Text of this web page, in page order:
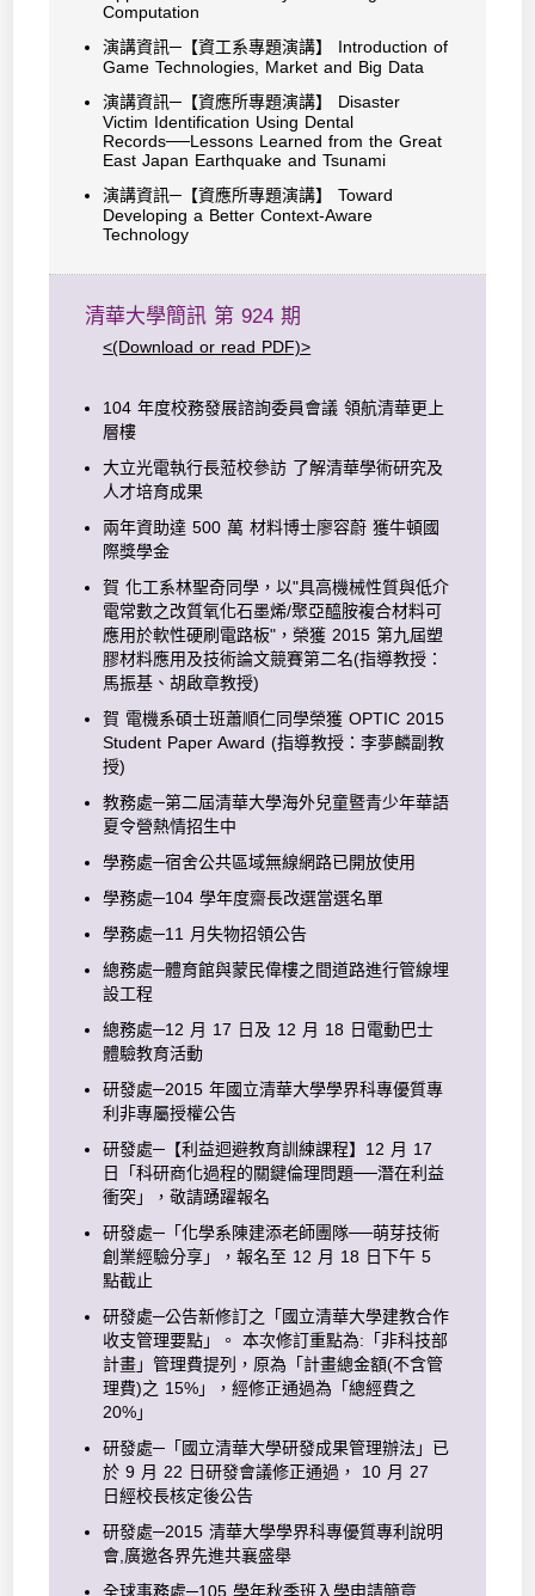
Computation
演講資訊─【資工系專題演講】 Introduction of
Game Technologies, Market and Big Data
演講資訊─【資應所專題演講】 Disaster
Victim Identification Using Dental
Records──Lessons Learned from the Great
East Japan Earthquake and Tsunami
演講資訊─【資應所專題演講】 Toward
Developing a Better Context-Aware
Technology
清華大學簡訊 第 924 期
<(Download or read PDF)>
104 年度校務發展諮詢委員會議 領航清華更上
層樓
大立光電執行長蒞校參訪 了解清華學術研究及
人才培育成果
兩年資助達 500 萬 材料博士廖容蔚 獲牛頓國
際獎學金
賀 化工系林聖奇同學，以"具高機械性質與低介
電常數之改質氧化石墨烯/聚亞醯胺複合材料可
應用於軟性硬刷電路板"，榮獲 2015 第九屆塑
膠材料應用及技術論文競賽第二名(指導教授：
馬振基、胡啟章教授)
賀 電機系碩士班蕭順仁同學榮獲 OPTIC 2015
Student Paper Award (指導教授：李夢麟副教
授)
教務處─第二屆清華大學海外兒童暨青少年華語
夏令營熱情招生中
學務處─宿舍公共區域無線網路已開放使用
學務處─104 學年度齋長改選當選名單
學務處─11 月失物招領公告
總務處─體育館與蒙民偉樓之間道路進行管線埋
設工程
總務處─12 月 17 日及 12 月 18 日電動巴士
體驗教育活動
研發處─2015 年國立清華大學學界科專優質專
利非專屬授權公告
研發處─【利益迴避教育訓練課程】12 月 17
日「科研商化過程的關鍵倫理問題──潛在利益
衝突」，敬請踴躍報名
研發處─「化學系陳建添老師團隊──萌芽技術
創業經驗分享」，報名至 12 月 18 日下午 5
點截止
研發處─公告新修訂之「國立清華大學建教合作
收支管理要點」。 本次修訂重點為:「非科技部
計畫」管理費提列，原為「計畫總金額(不含管
理費)之 15%」，經修正通過為「總經費之
20%」
研發處─「國立清華大學研發成果管理辦法」已
於 9 月 22 日研發會議修正通過， 10 月 27
日經校長核定後公告
研發處─2015 清華大學學界科專優質專利說明
會,廣邀各界先進共襄盛舉
全球事務處─105 學年秋季班入學申請簡章